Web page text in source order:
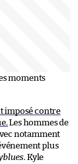
moments
imposé contre
Les hommes de
notamment
plus
. Kyle